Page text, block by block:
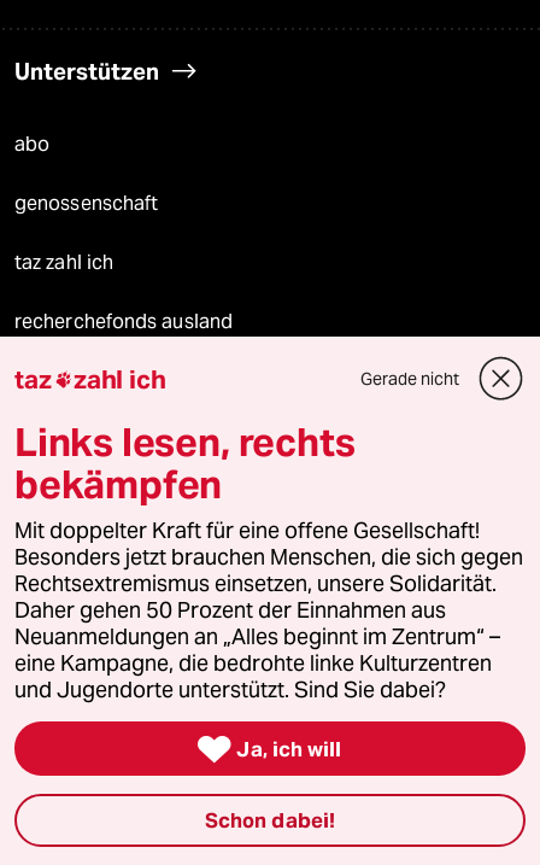
Unterstützen
abo
genossenschaft
taz zahl ich
recherchefonds ausland
panterstiftung
panterpreis 2026
Podcast
bundestalk
fernverbindung
klima update°
Mauerecho
taz zahl ich Gerade nicht
Links lesen, rechts
bekämpfen
Mit doppelter Kraft für eine offene Gesellschaft!
Besonders jetzt brauchen Menschen, die sich gegen
Rechtsextremismus einsetzen, unsere Solidarität.
Daher gehen 50 Prozent der Einnahmen aus
Neuanmeldungen an „Alles beginnt im Zentrum“ –
eine Kampagne, die bedrohte linke Kulturzentren
und Jugendorte unterstützt. Sind Sie dabei?
 Ja, ich will
Schon dabei!